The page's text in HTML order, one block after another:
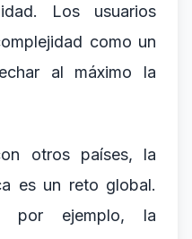
Los usuarios
como un
al máximo la
otros países, la
es un reto global.
por ejemplo, la